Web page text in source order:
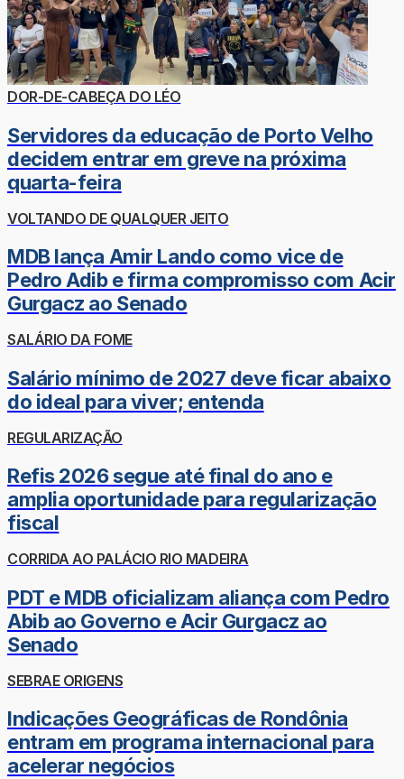
DOR-DE-CABEÇA DO LÉO
Servidores da educação de Porto Velho
decidem entrar em greve na próxima
quarta-feira
VOLTANDO DE QUALQUER JEITO
MDB lança Amir Lando como vice de
Pedro Adib e firma compromisso com Acir
Gurgacz ao Senado
SALÁRIO DA FOME
Salário mínimo de 2027 deve ficar abaixo
do ideal para viver; entenda
REGULARIZAÇÃO
Refis 2026 segue até final do ano e
amplia oportunidade para regularização
fiscal
CORRIDA AO PALÁCIO RIO MADEIRA
PDT e MDB oficializam aliança com Pedro
Abib ao Governo e Acir Gurgacz ao
Senado
SEBRAE ORIGENS
Indicações Geográficas de Rondônia
entram em programa internacional para
acelerar negócios